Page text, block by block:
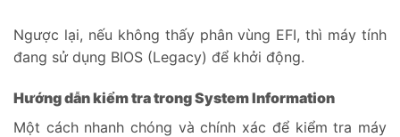
Ngược lại, nếu không thấy phân vùng EFI, thì máy tính
đang sử dụng BIOS (Legacy) để khởi động.
Hướng dẫn kiểm tra trong System Information
Một cách nhanh chóng và chính xác để kiểm tra máy